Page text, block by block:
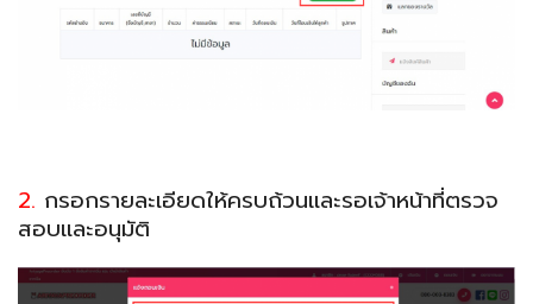
2. กรอกรายละเอียดให้ครบถ้วนและรอเจ้าหน้าที่ตรวจ
สอบและอนุมัติ